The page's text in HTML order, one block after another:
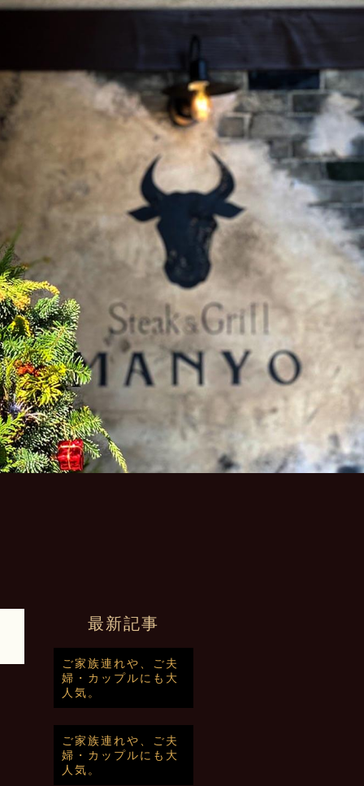
最新記事
ご家族連れや、ご夫
婦・カップルにも大
人気。
ご家族連れや、ご夫
婦・カップルにも大
人気。